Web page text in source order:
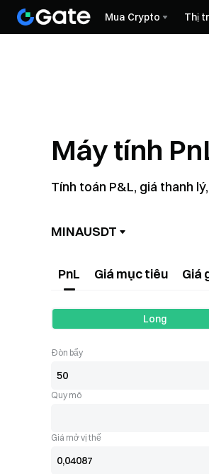
Mua Crypto Thị
Máy tính
Tính toán P&L, giá thanh
MINAUSDT
PnL Giá mục tiêu Giá
Long
Đòn bẩy
Quy mô
Giá mở vị thế